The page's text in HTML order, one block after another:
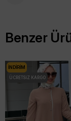
Benzer
İNDIRIM
ÜCRETSIZ KARGO